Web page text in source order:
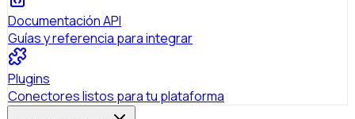
Documentación API
Guías y referencia para integrar
Plugins
Conectores listos para tu plataforma